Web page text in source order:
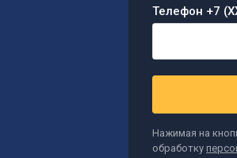
Телефон +7
Нажимая на
обработку